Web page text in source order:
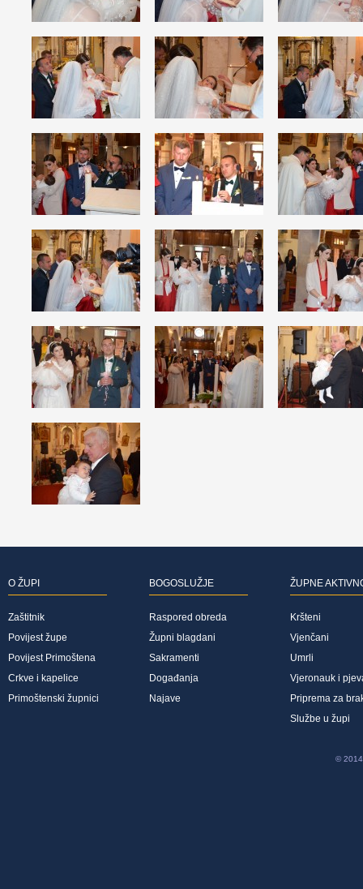
O ŽUPI
Zaštitnik
Povijest župe
Povijest Primoštena
Crkve i kapelice
Primoštenski župnici
BOGOSLUŽJE
Raspored obreda
Župni blagdani
Sakramenti
Događanja
Najave
ŽUPNE
Kršteni
Vjenčani
Umrli
Vjeronauk i
Priprema za
Službe u župi
© 2014